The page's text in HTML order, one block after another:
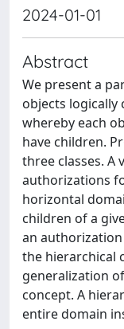
2024-01-01
Abstract
We present a
objects logically
whereby each
have children.
three classes. A
authorizations
horizontal
children of a
an
the hierarchical
generalization
concept. A
entire domain